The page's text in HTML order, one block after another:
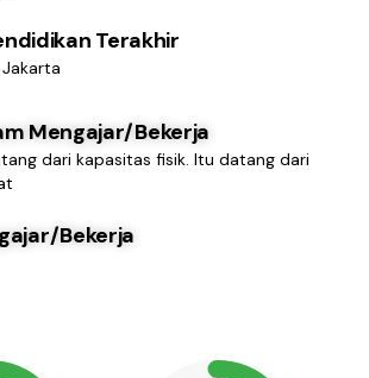
Terakhir
Mengajar/Bekerja
dari kapasitas fisik. Itu datang dari
Bekerja